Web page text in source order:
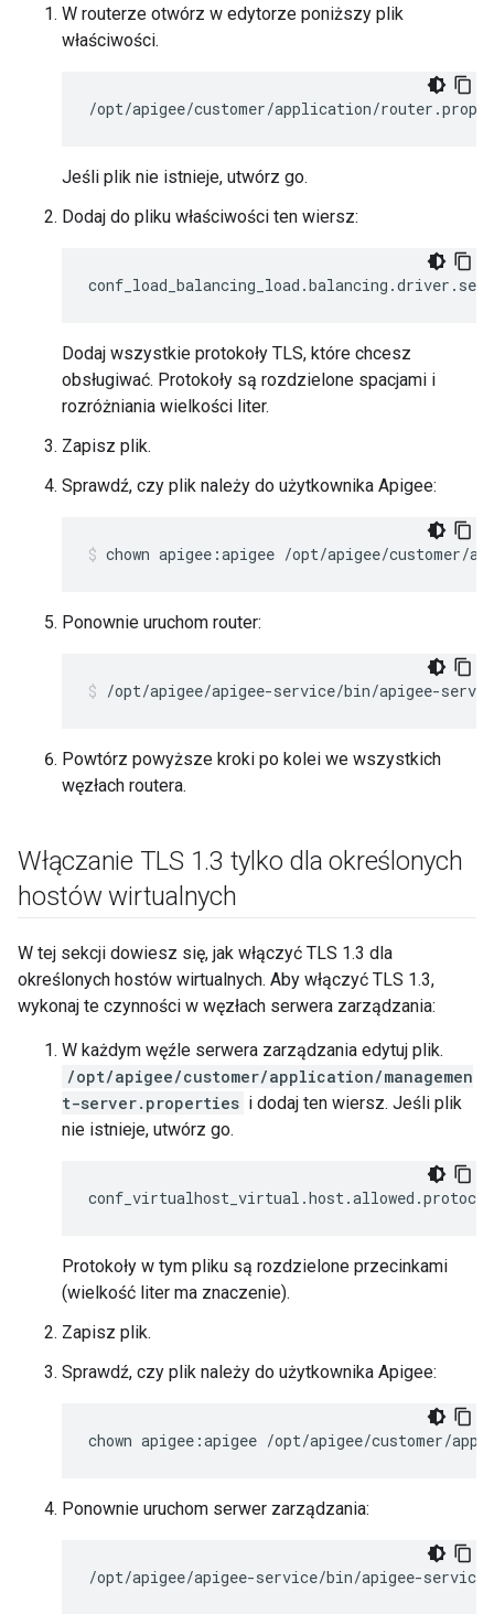
W routerze otwórz w edytorze poniższy plik
właściwości.
/opt/apigee/customer/application/
Jeśli plik nie istnieje, utwórz go.
Dodaj do pliku właściwości ten wiersz:
Dodaj wszystkie protokoły TLS, które chcesz
obsługiwać. Protokoły są rozdzielone spacjami i
rozróżniania wielkości liter.
Zapisz plik.
Sprawdź, czy plik należy do użytkownika Apigee:
chown apigee:apigee /opt/apigee/customer/
Ponownie uruchom router:
/opt/apigee/apigee-service/bin/apigee-
Powtórz powyższe kroki po kolei we wszystkich
węzłach routera.
Włączanie TLS 1.3 tylko dla określonych
hostów wirtualnych
W tej sekcji dowiesz się, jak włączyć TLS 1.3 dla
określonych hostów wirtualnych. Aby włączyć TLS 1.3,
wykonaj te czynności w węzłach serwera zarządzania:
W każdym węźle serwera zarządzania edytuj plik.
/opt/apigee/customer/application/managemen
t-server.properties i dodaj ten wiersz. Jeśli plik
nie istnieje, utwórz go.
Protokoły w tym pliku są rozdzielone przecinkami
(wielkość liter ma znaczenie).
Zapisz plik.
Sprawdź, czy plik należy do użytkownika Apigee:
chown apigee:apigee /opt/apigee/customer/
Ponownie uruchom serwer zarządzania:
/opt/apigee/apigee-service/bin/apigee-service